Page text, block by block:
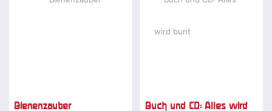
Bienenzauber Buch und CD: Alles wird